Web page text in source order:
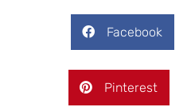
Facebook
Pinterest